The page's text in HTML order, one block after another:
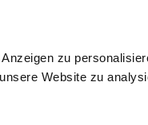
zu
Website zu